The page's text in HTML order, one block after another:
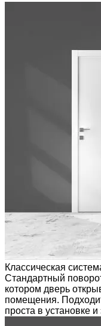
Классическая
Стандартный
котором дверь
помещения.
проста в установке и